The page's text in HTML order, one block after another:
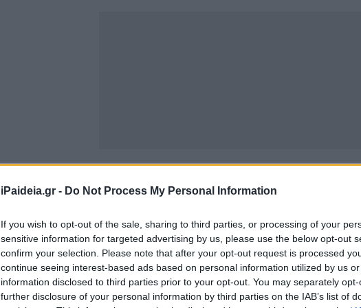
iPaideia.gr - Do Not Process My Personal Information
If you wish to opt-out of the sale, sharing to third parties, or processing of your
sensitive information for targeted advertising by us, please use the below opt-out
confirm your selection. Please note that after your opt-out request is processed
continue seeing interest-based ads based on personal information utilized by us
information disclosed to third parties prior to your opt-out. You may separately
further disclosure of your personal information by third parties on the IAB’s list of
Έρευνες δείχνουν ότι οι εγκεφαλικές δομές που
ενεργοποιούνται σε περιπτώσεις εθισμού. Η ντοπαμίνη,
εγκεφάλου, προκαλεί έντονα συναισθήματα ευχαρίστησης,
Ο ερωτευμένος άνθρωπος, όπως και ο εθισμένος, αλλάζει
χρόνο στο αντικείμενο του πόθου του, και συχνά βιώνει
συμπεριφορά αυτή μπορεί να συνοδεύεται τόσο από